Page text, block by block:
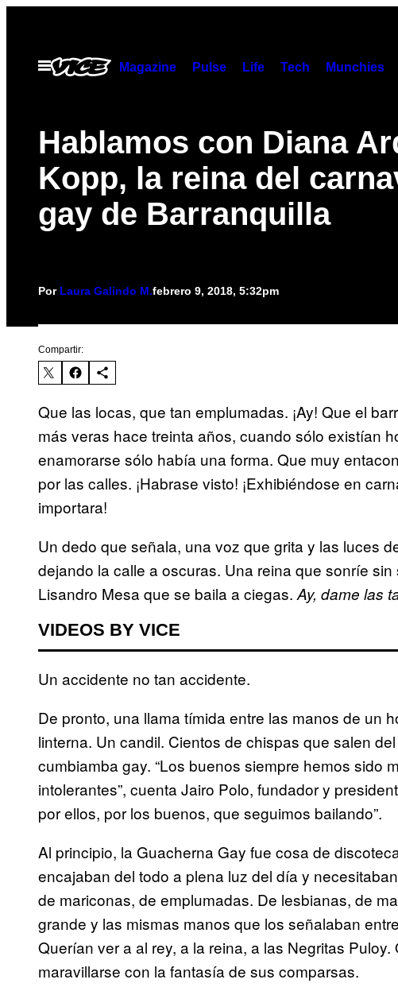
contenido
Abrir
Menú
Magazine Pulse Life Tech Munchies
Hablamos con Diana
Kopp, la reina del
gay de Barranquilla
Por Laura Galindo M.febrero 9, 2018, 5:32pm
Compartir:
Que las locas, que tan emplumadas. ¡Ay! Que el
más veras hace treinta años, cuando sólo existían
enamorarse sólo había una forma. Que muy
por las calles. ¡Habrase visto! ¡Exhibiéndose en
importara!
Un dedo que señala, una voz que grita y las luces
dejando la calle a oscuras. Una reina que sonríe
Lisandro Mesa que se baila a ciegas. Ay, dame las
VIDEOS BY VICE
Un accidente no tan accidente.
De pronto, una llama tímida entre las manos de un
linterna. Un candil. Cientos de chispas que salen
cumbiamba gay. “Los buenos siempre hemos sido
intolerantes”, cuenta Jairo Polo, fundador y
por ellos, por los buenos, que seguimos bailando”.
Al principio, la Guacherna Gay fue cosa de
encajaban del todo a plena luz del día y
de mariconas, de emplumadas. De lesbianas, de
grande y las mismas manos que los señalaban
Querían ver a al rey, a la reina, a las Negritas
maravillarse con la fantasía de sus comparsas.